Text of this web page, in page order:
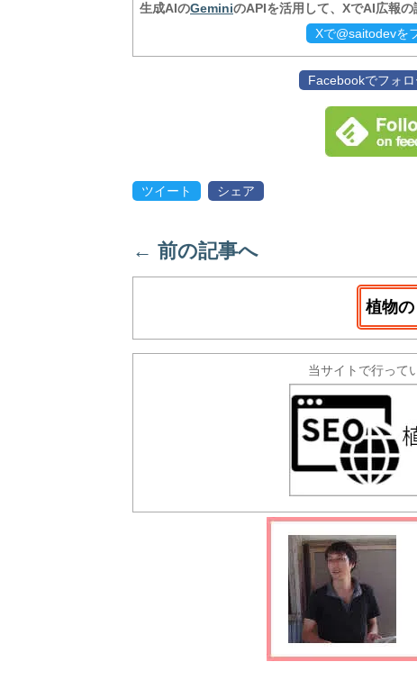
生成AIのGeminiのAPIを活用して、XでAI広報の
Xで@saitodevを
Facebookでフォロ
ツイート シェア
← 前の記事へ
植物
当サイトで行って